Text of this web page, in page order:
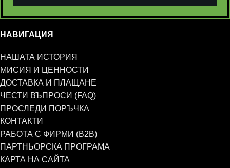
НАВИГАЦИЯ
НАШАТА ИСТОРИЯ
МИСИЯ И ЦЕННОСТИ
ДОСТАВКА И ПЛАЩАНЕ
ЧЕСТИ ВЪПРОСИ (FAQ)
ПРОСЛЕДИ ПОРЪЧКА
КОНТАКТИ
РАБОТА С ФИРМИ (B2B)
ПАРТНЬОРСКА ПРОГРАМА
КАРТА НА САЙТА